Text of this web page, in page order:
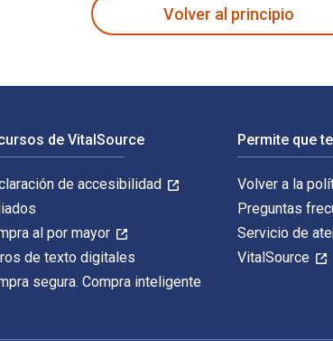
Volver al principio
de VitalSource
de accesibilidad
al por mayor
de texto digitales
segura. Compra inteligente
Permite que
Volver a la
Preguntas
Servicio de
VitalSource